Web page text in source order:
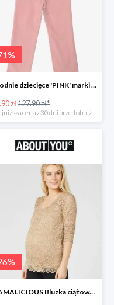
%
Spodnie dziecięce 'PINK' marki GAP -71%
zł127.90 zł*
%
MAMALICIOUS Bluzka ciążowa -26%